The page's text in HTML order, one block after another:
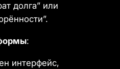
долга” или
:
интерфейс,